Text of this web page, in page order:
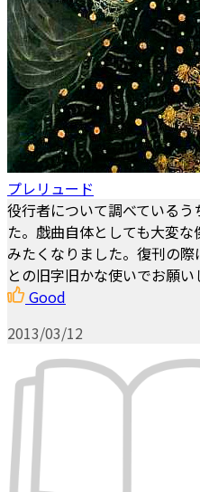
プレリュード
役行者について調べている
た。戯曲自体としても大変
みたくなりました。復刊の
との旧字旧かな使いでお願い
Good
2013/03/12